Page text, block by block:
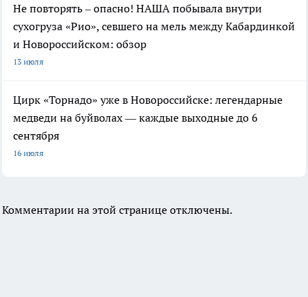
Не повторять – опасно! НАША побывала внутри
сухогруза «Рио», севшего на мель между Кабардинкой
и Новороссийском: обзор
13 июля
Цирк «Торнадо» уже в Новороссийске: легендарные
медведи на буйволах — каждые выходные до 6
сентября
16 июля
Комментарии на этой странице отключены.